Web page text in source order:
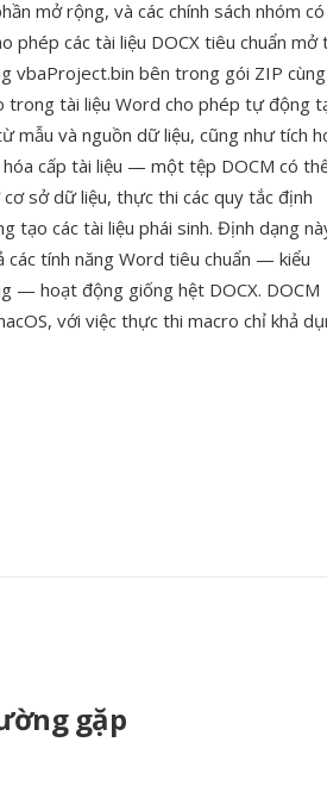
mở rộng, và các chính sách nhóm có
phép các tài liệu DOCX tiêu chuẩn mở
vbaProject.bin bên trong gói ZIP cùng
trong tài liệu Word cho phép tự động
mẫu và nguồn dữ liệu, cũng như tích
cấp tài liệu — một tệp DOCM có
sở dữ liệu, thực thi các quy tắc định
tạo các tài liệu phái sinh. Định dạng
các tính năng Word tiêu chuẩn — kiểu
— hoạt động giống hệt DOCX. DOCM
với việc thực thi macro chỉ khả
gặp